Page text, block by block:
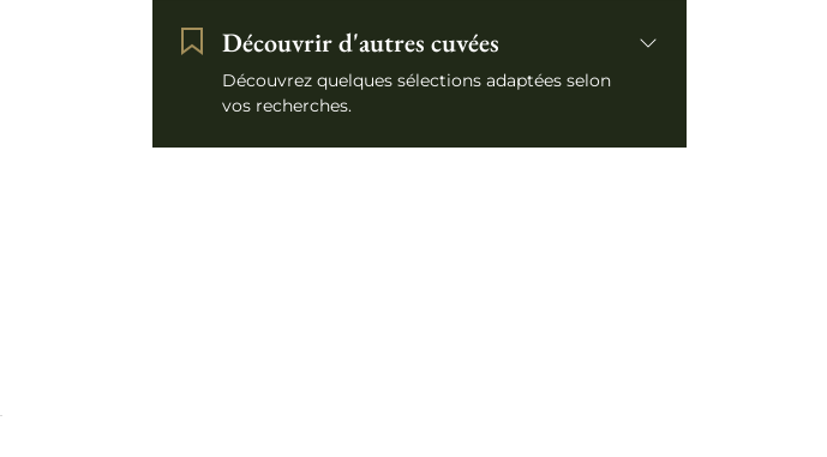
Découvrir d'autres cuvées
Découvrez quelques sélections adaptées selon
vos recherches.